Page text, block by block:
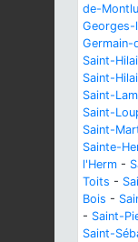
de-
Georges-
Germain-
Saint-
Saint-
Saint-
Saint-
Saint-
Sainte-
l'Herm -
Toits -
Bois -
- Saint-
Saint-